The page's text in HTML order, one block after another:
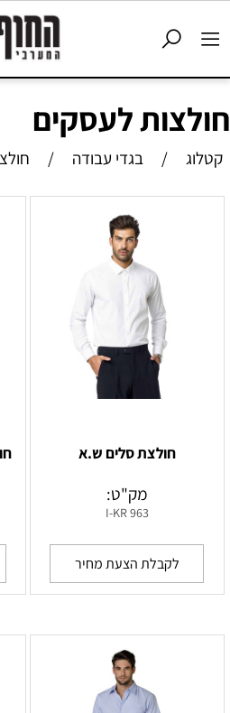
חולצות לעסקים
קטלוג / בגדי עבודה /
חולצת סלים ש.א
מק"ט:
I-KR 963
לקבלת הצעת מחיר